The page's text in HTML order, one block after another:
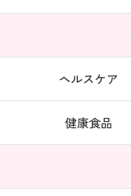
ヘルスケア
健康食品